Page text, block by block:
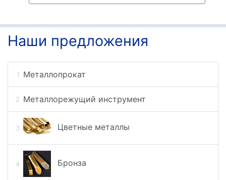
Наши предложения
Металлопрокат
Металлорежущий инструмент
Цветные металлы
Бронза